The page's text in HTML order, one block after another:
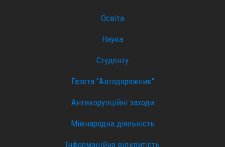
Освіта
Наука
Студенту
Газета "Автодорожник"
Антикорупційні заходи
Міжнародна діяльність
Інформаційна відкритість